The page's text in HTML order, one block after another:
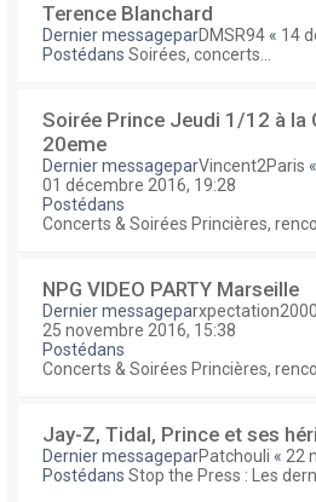
Terence Blanchard
Dernier messageparDMSR94 « 14
Postédans Soirées, concerts...
Soirée Prince Jeudi 1/12 à la
20eme
Dernier messageparVincent2Paris «
01 décembre 2016, 19:28
Postédans
Concerts & Soirées Princières,
NPG VIDEO PARTY Marseille
Dernier messageparxpectation2000
25 novembre 2016, 15:38
Postédans
Concerts & Soirées Princières,
Jay-Z, Tidal, Prince et ses
Dernier messageparPatchouli « 22
Postédans Stop the Press : Les